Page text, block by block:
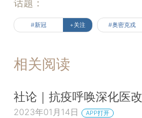
话题：
#新冠 +关注 #奥密克戎
相关阅读
社论｜抗疫呼唤深化医改
2023年01月14日 APP打开